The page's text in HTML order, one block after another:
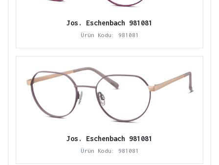
Jos. Eschenbach 981081
Ürün Kodu: 981081
Jos. Eschenbach 981081
Ürün Kodu: 981081